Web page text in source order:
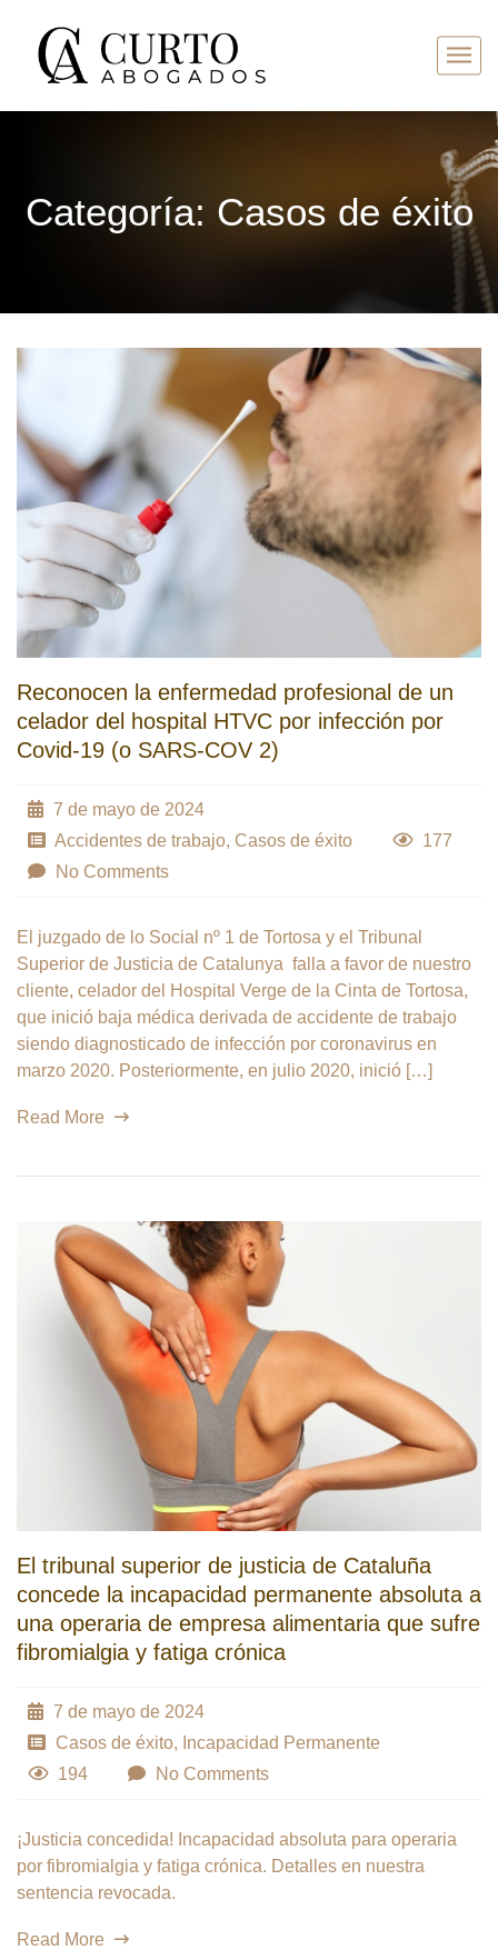
Categoría: Casos de éxito
Reconocen la enfermedad profesional de un
celador del hospital HTVC por infección por
Covid-19 (o SARS-COV 2)
7 de mayo de 2024
Accidentes de trabajo, Casos de éxito
177
No Comments
El juzgado de lo Social nº 1 de Tortosa y el Tribunal
Superior de Justicia de Catalunya falla a favor de nuestro
cliente, celador del Hospital Verge de la Cinta de Tortosa,
que inició baja médica derivada de accidente de trabajo
siendo diagnosticado de infección por coronavirus en
marzo 2020. Posteriormente, en julio 2020, inició […]
Read More
El tribunal superior de justicia de Cataluña
concede la incapacidad permanente absoluta a
una operaria de empresa alimentaria que sufre
fibromialgia y fatiga crónica
7 de mayo de 2024
Casos de éxito, Incapacidad Permanente
194
No Comments
¡Justicia concedida! Incapacidad absoluta para operaria
por fibromialgia y fatiga crónica. Detalles en nuestra
sentencia revocada.
Read More